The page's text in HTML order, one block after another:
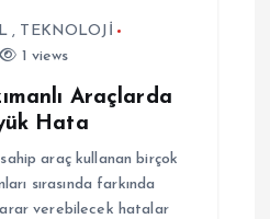
, TEKNOLOJİ
1 views
Araçlarda
Hata
araç kullanan birçok
sırasında farkında
verebilecek hatalar